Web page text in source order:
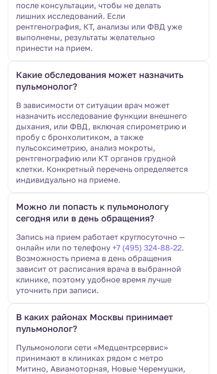
после консультации, чтобы не делать
лишних исследований. Если
рентгенография, КТ, анализы или ФВД уже
выполнены, результаты желательно
принести на прием.
Какие обследования может назначить
пульмонолог?
В зависимости от ситуации врач может
назначить исследование функции внешнего
дыхания, или ФВД, включая спирометрию и
пробу с бронхолитиком, а также
пульсоксиметрию, анализ мокроты,
рентгенографию или КТ органов грудной
клетки. Конкретный перечень определяется
индивидуально на приеме.
Можно ли попасть к пульмонологу
сегодня или в день обращения?
Запись на прием работает круглосуточно —
онлайн или по телефону +7 (495) 324-88-22.
Возможность приема в день обращения
зависит от расписания врача в выбранной
клинике, поэтому удобное время лучше
уточнить при записи.
В каких районах Москвы принимает
пульмонолог?
Пульмонологи сети «Медцентрсервис»
принимают в клиниках рядом с метро
Митино, Авиамоторная, Новые Черемушки,